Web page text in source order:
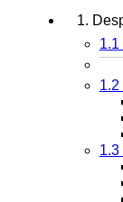
1.
1.1
1.3